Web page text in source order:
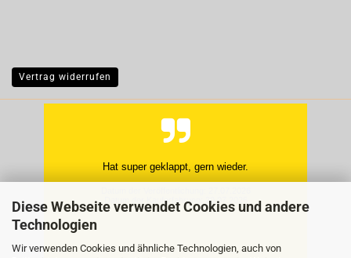
Diese Webseite verwendet Cookies und andere
Technologien
Wir verwenden Cookies und ähnliche Technologien, auch von
Vertrag widerrufen
Rund um in Ordnung
Manfred K., Quedlinburg OT G
Datum der Veröffentlichung: 26.07.2026
Datum der Kauferfahrung: 19.07.2026